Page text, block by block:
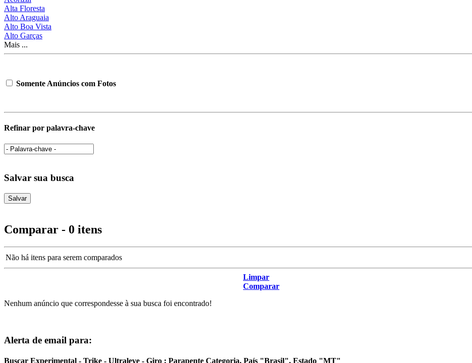
Alta Floresta
Alto Araguaia
Alto Boa Vista
Alto Garças
Mais ...
Somente Anúncios com Fotos
Refinar por palavra-chave
Salvar sua busca
Comparar - 0 itens
Não há itens para serem comparados
Limpar
Comparar
Nenhum anúncio que correspondesse à sua busca foi encontrado!
Alerta de email para:
Buscar Experimental - Trike - Ultraleve - Giro : Parapente Categoria, País "Brasil", Estado "MT"